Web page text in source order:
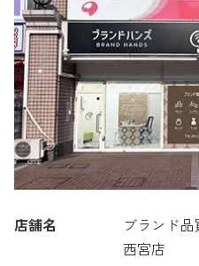
店舗名
ブランド
西宮店